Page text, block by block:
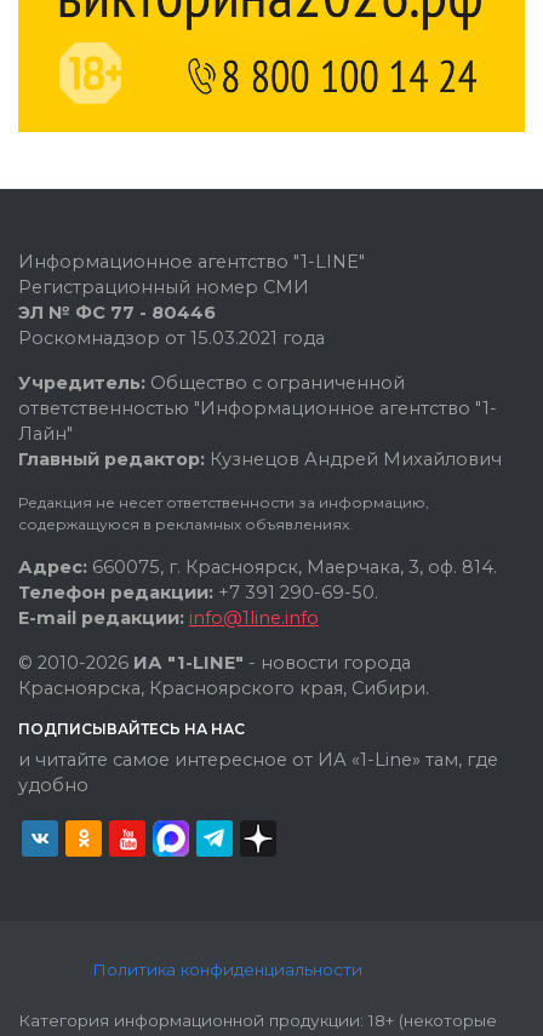
Информационное агентство "1-LINE"
Регистрационный номер СМИ
ЭЛ № ФС 77 - 80446
Роскомнадзор от 15.03.2021 года
Учредитель: Общество с ограниченной
ответственностью "Информационное агентство "1-
Лайн"
Главный редактор: Кузнецов Андрей Михайлович
Редакция не несет ответственности за информацию,
содержащуюся в рекламных объявлениях.
Адрес: 660075, г. Красноярск, Маерчака, 3, оф. 814.
Телефон редакции: +7 391 290-69-50.
E-mail редакции: info@1line.info
© 2010-2026 ИА "1-LINE" - новости города
Красноярска, Красноярского края, Сибири.
ПОДПИСЫВАЙТЕСЬ НА НАС
и читайте самое интересное от ИА «1-Line» там, где
удобно
Политика конфиденциальности
Категория информационной продукции: 18+ (некоторые